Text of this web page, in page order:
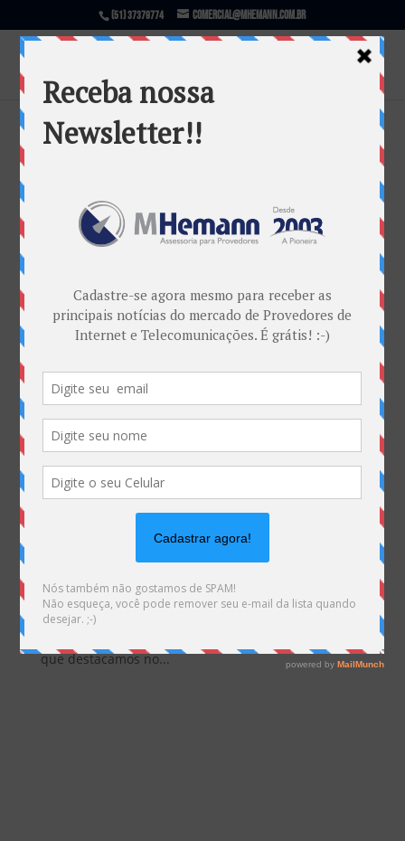
(51) 37379774 comercial@mhemann.com.br
Projeto de Lei propõe que municípios sejam remunerados por
concessionárias de energia em compartilhamento de postes
Marketing MHemann|fev 5, 2019
uma notícia divulgada pela Assessoria do Senado
Federal. Na matéria está a descrição do Projeto de
que destacamos no...